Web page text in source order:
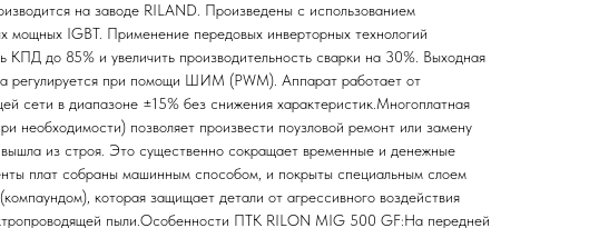
на заводе RILAND. Произведены с использованием
мощных IGBT. Применение передовых инверторных технологий
КПД до 85% и увеличить производительность сварки на 30%. Выходная
регулируется при помощи ШИМ (PWM). Аппарат работает от
сети в диапазоне ±15% без снижения характеристик.Многоплатная
необходимости) позволяет произвести поузловой ремонт или замену
вышла из строя. Это существенно сокращает временные и де­нежные
плат собраны машинным способом, и покрыты специальным слоем
которая защищает детали от агрессивного воздействия
пыли.Особенности ПТК RILON MIG 500 GF:На передней